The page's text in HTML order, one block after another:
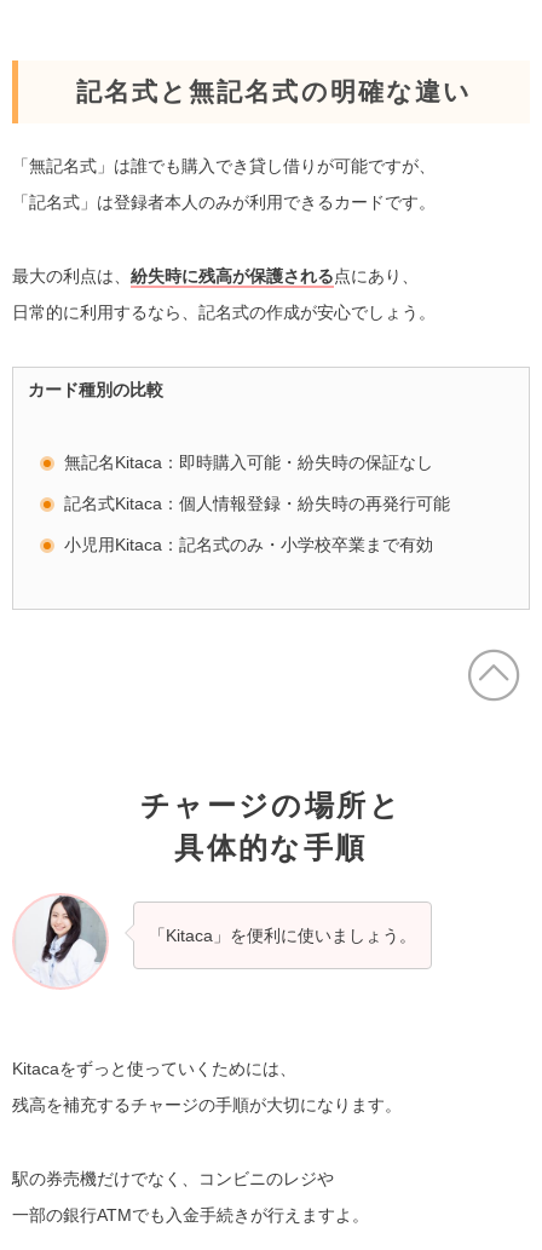
記名式と無記名式の明確な違い
「無記名式」は誰でも購入でき貸し借りが可能ですが、
「記名式」は登録者本人のみが利用できるカードです。
最大の利点は、 紛失時に残高が保護される点にあり、
日常的に利用するなら、記名式の作成が安心でしょう。
カード種別の比較
無記名Kitaca：即時購入可能・紛失時の保証なし
記名式Kitaca：個人情報登録・紛失時の再発行可能
小児用Kitaca：記名式のみ・小学校卒業まで有効
チャージの場所と
具体的な手順
「Kitaca」を便利に使いましょう。
Kitacaをずっと使っていくためには、
残高を補充するチャージの手順が大切になります。
駅の券売機だけでなく、コンビニのレジや
一部の銀行ATMでも入金手続きが行えますよ。